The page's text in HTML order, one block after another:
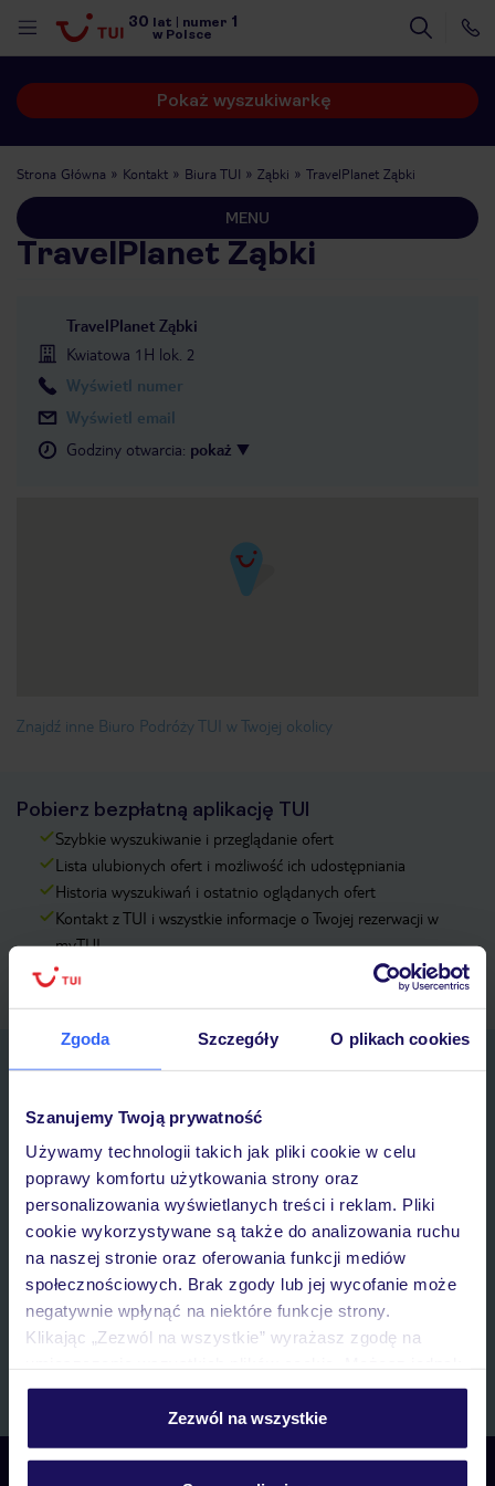
Zgoda Szczegóły O plikach cookies
Szanujemy Twoją prywatność
Używamy technologii takich jak pliki cookie w celu
poprawy komfortu użytkowania strony oraz
personalizowania wyświetlanych treści i reklam. Pliki
cookie wykorzystywane są także do analizowania ruchu
na naszej stronie oraz oferowania funkcji mediów
społecznościowych. Brak zgody lub jej wycofanie może
negatywnie wpłynąć na niektóre funkcje strony.
Klikając „Zezwól na wszystkie” wyrażasz zgodę na
personalizować swój wybór wchodząc w zakładkę
Szczegółowe informacje o plikach cookie znajdziesz
Zezwól na wszystkie
30 lat numer 1
w Polsce
Pokaż wyszukiwarkę
Strona Główna Kontakt Biura TUI Ząbki TravelPlanet Ząbki
MENU
TravelPlanet Ząbki
TravelPlanet Ząbki
Kwiatowa 1H lok. 2
Wyświetl numer
Wyświetl email
Godziny otwarcia: pokaż
Znajdź inne Biuro Podróży TUI w Twojej okolicy
Pobierz bezpłatną aplikację TUI
Szybkie wyszukiwanie i przeglądanie ofert
Lista ulubionych ofert i możliwość ich udostępniania
Historia wyszukiwań i ostatnio oglądanych ofert
Kontakt z TUI i wszystkie informacje o Twojej rezerwacji w
myTUI
Zapisz się do newslettera
Wyrażam zgodę na przetwarzanie danych osobowych przez TUI
Poland Sp. z o.o. i TUI Poland Dystrybucja Sp. z o.o. w celach
marketingowych, w zakresie oraz celu wskazanym w„Informacji o
przetwarzaniu danych osobowych” , poprzez elektroniczną formę
komunikacji (e-mail), także z użyciem tzw. automatycznych
systemów wywołujących.
Skontaktuj się z nami